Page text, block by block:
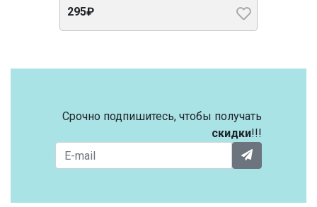
295₽
Срочно подпишитесь, чтобы получать
скидки!!!